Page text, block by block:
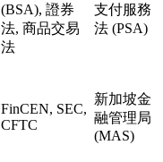
(BSA), 證券
法, 商品交易
法
支付服務
法 (PSA)
FinCEN, SEC,
CFTC
新加坡金
融管理局
(MAS)